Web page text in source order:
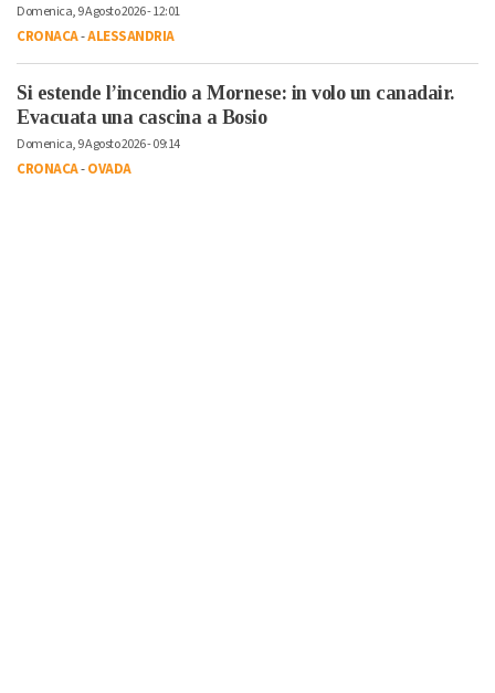
Domenica, 9 Agosto 2026 - 12:01
CRONACA-ALESSANDRIA
Si estende l’incendio a Mornese: in volo un canadair.
Evacuata una cascina a Bosio
Domenica, 9 Agosto 2026 - 09:14
CRONACA-OVADA